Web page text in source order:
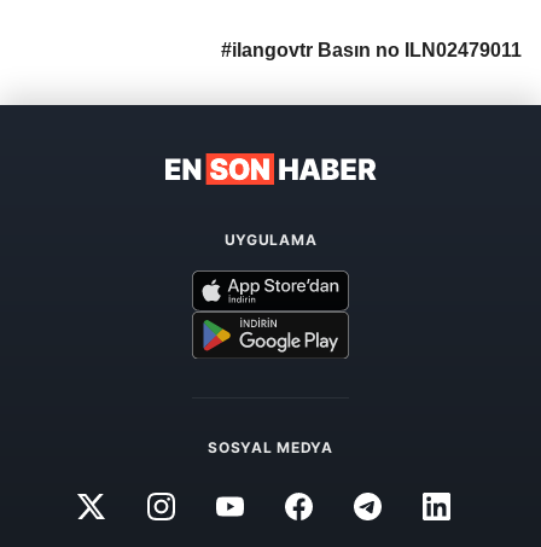
#ilangovtr Basın no ILN02479011
UYGULAMA
SOSYAL MEDYA